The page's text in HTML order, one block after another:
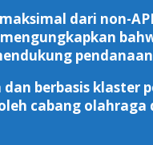
dari non-
berbasis
cabang